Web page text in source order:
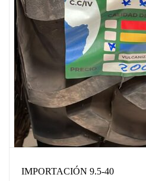
IMPORTACIÓN 9.5-40